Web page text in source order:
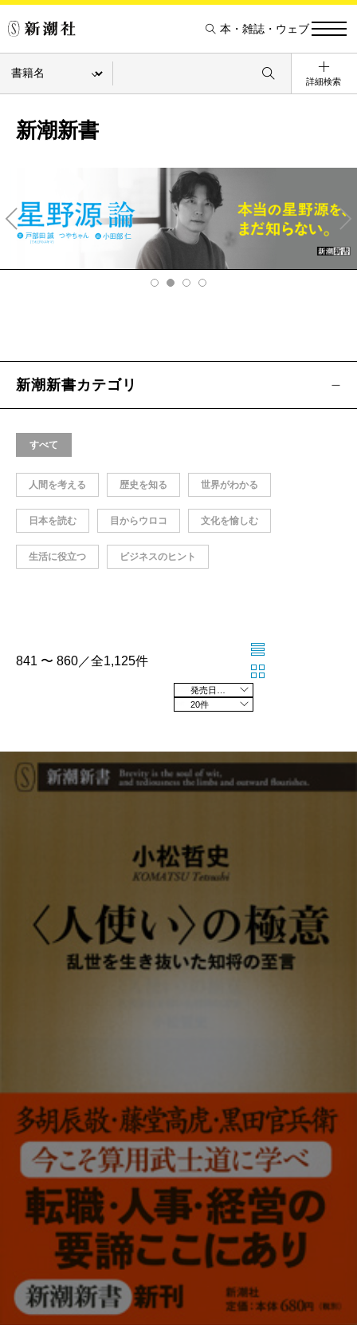
本・雑誌・ウェブ
詳細検索
新潮新書
v
Ne
xt
新潮新書カテゴリ
すべて
人間を考える 歴史を知る 世界がわかる
日本を読む 目からウロコ 文化を愉しむ
生活に役立つ ビジネスのヒント
841 〜 860／全1,125件
20件